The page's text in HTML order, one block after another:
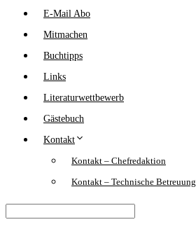
E-Mail Abo
Mitmachen
Buchtipps
Links
Literaturwettbewerb
Gästebuch
Kontakt
Kontakt – Chefredaktion
Kontakt – Technische Betreuung